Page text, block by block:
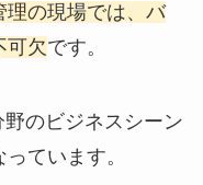
理の現場では、バ
可欠です。
のビジネスシーン
ています。